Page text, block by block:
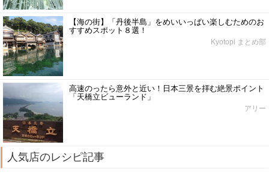
【海の街】「丹後半島」をめいいっぱい楽しむためのお
すすめスポット８選！
Kyotopi まとめ部
高速のったら意外と近い！日本三景を拝む絶景ポイント
「天橋立ビューランド」
アリー
人気店のレシピ記事